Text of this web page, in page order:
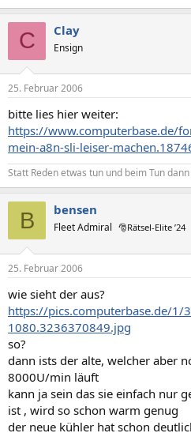
C Clay
Ensign
25. Februar 2006
bitte lies hier weiter:
https://www.computerbase.de/
mein-a8n-sli-leiser-
Statt Reden etwas tun und beim Tun
B bensen
Fleet Admiral 🎅Rätsel-Elite ’24
25. Februar 2006
wie sieht der aus?
https://pics.computerbase.de/
1080.3236370849.jpg
so?
dann ists der alte, welcher aber
8000U/min läuft
kann ja sein das sie einfach nur
ist , wird so schon warm genug
der neue kühler hat schon